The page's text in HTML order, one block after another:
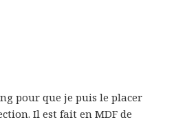
pour que je puis le placer
Il est fait en MDF de